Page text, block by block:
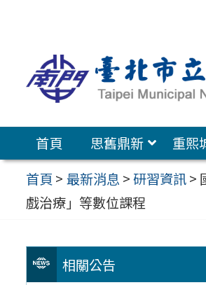
容
區
首頁 思舊鼎新 重熙
首頁 > 最新消息 >研習資訊>
戲治療」等數位課程
相關公告